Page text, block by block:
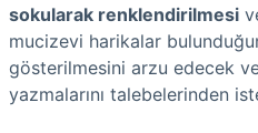
sokularak renklendirilmesi
mucizevi harikalar
gösterilmesini arzu edecek ve
yazmalarını talebelerinden